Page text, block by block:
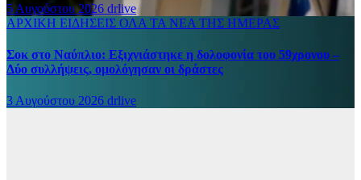
5 Αυγούστου 2026 drlive
ΑΡΧΙΚΗ ΕΙΔΗΣΕΙΣ ΟΛΑ ΤΑ ΝΕΑ ΤΗΣ ΗΜΕΡΑΣ
Σοκ στο Ναύπλιο: Εξιχνιάστηκε η δολοφονία του 59χρονου –
Δύο συλλήψεις, ομολόγησαν οι δράστες
3 Αυγούστου 2026 drlive